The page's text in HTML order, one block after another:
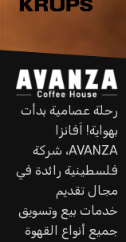
رحلة عصامية بدأت
بهواية! اَفانزا
AVANZA، شركة
فلسطينية رائدة في
مجال تقديم
خدمات بيع وتسويق
جميع أنواع القهوة